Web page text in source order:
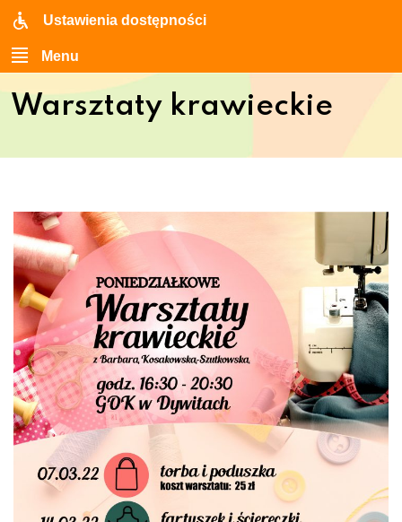
Ustawienia dostępności
Menu
Warsztaty krawieckie